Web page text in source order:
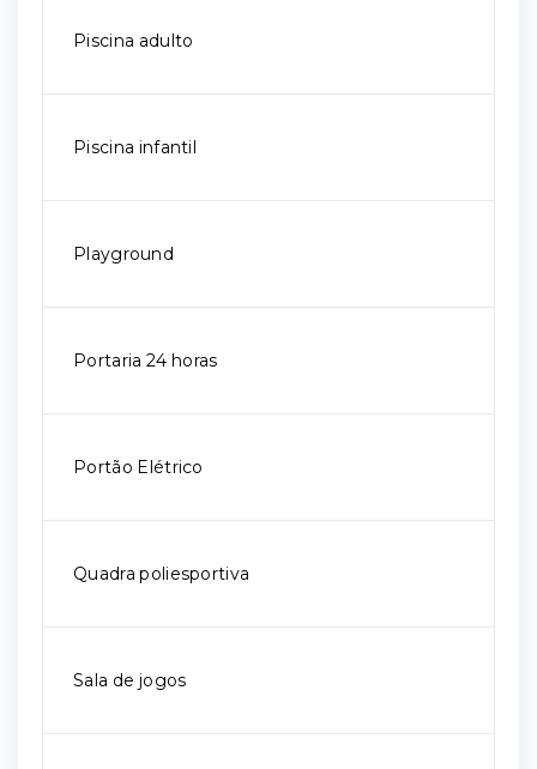
Piscina adulto
Piscina infantil
Playground
Portaria 24 horas
Portão Elétrico
Quadra poliesportiva
Sala de jogos